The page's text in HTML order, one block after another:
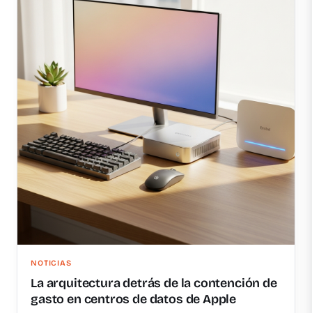
NOTICIAS
La arquitectura detrás de la contención de
gasto en centros de datos de Apple